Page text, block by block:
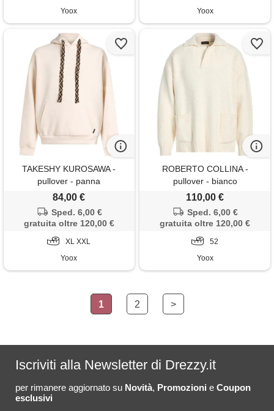
Yoox
Yoox
TAKESHY KUROSAWA -
pullover - panna
84,00 €
Sped. 6,00 €
gratuita oltre 120,00 €
XL XXL
Yoox
ROBERTO COLLINA -
pullover - bianco
110,00 €
Sped. 6,00 €
gratuita oltre 120,00 €
52
Yoox
1 2 >
Iscriviti alla Newsletter di Drezzy.it
per rimanere aggiornato su Novità, Promozioni e Coupon
esclusivi